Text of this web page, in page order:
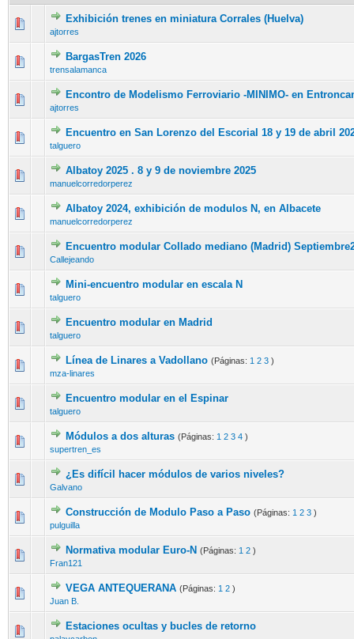
Exhibición trenes en miniatura Corrales (Huelva)
ajtorres
BargasTren 2026
trensalamanca
Encontro de Modelismo Ferroviario -MINIMO- en
ajtorres
Encuentro en San Lorenzo del Escorial 18 y 19 de abril
talguero
Albatoy 2025 . 8 y 9 de noviembre 2025
manuelcorredorperez
Albatoy 2024, exhibición de modulos N, en Albacete
manuelcorredorperez
Encuentro modular Collado mediano (Madrid)
Callejeando
Mini-encuentro modular en escala N
talguero
Encuentro modular en Madrid
talguero
Línea de Linares a Vadollano (Páginas: 1 2 3 )
mza-linares
Encuentro modular en el Espinar
talguero
Módulos a dos alturas (Páginas: 1 2 3 4 )
supertren_es
¿Es difícil hacer módulos de varios niveles?
Galvano
Construcción de Modulo Paso a Paso (Páginas: 1 2 3 )
pulguilla
Normativa modular Euro-N (Páginas: 1 2 )
Fran121
VEGA ANTEQUERANA (Páginas: 1 2 )
Juan B.
Estaciones ocultas y bucles de retorno